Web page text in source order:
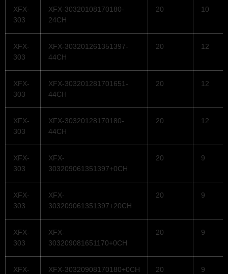
XFX-
303
XFX-30320108170180-
24CH
20 10
XFX-
303
XFX-303201261351397-
44CH
20 12
XFX-
303
XFX-303201281701651-
44CH
20 12
XFX-
303
XFX-30320128170180-
44CH
20 12
XFX-
303
XFX-
303209061351397+0CH
20 9
XFX-
303
XFX-
303209061351397+20CH
20 9
XFX-
303
XFX-
303209081651170+0CH
20 9
XFX-
XFX-30320908170180+0CH 20 9